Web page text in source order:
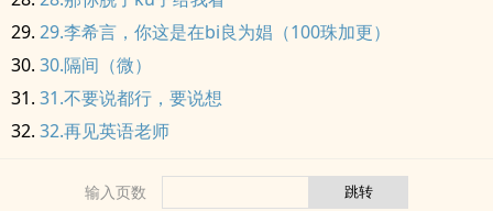
29.李希言，你这是在bi良为娼（100珠加更）
30.隔间（微）
31.不要说都行，要说想
32.再见英语老师
输入页数